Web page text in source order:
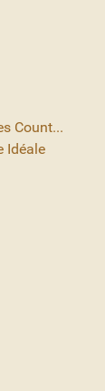
Count...
Idéale